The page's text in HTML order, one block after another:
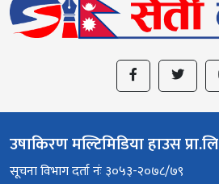
उषाकिरण मल्टिमिडिया हाउस प्रा.लि
सूचना विभाग दर्ता नंः ३०५३-२०७८/७९